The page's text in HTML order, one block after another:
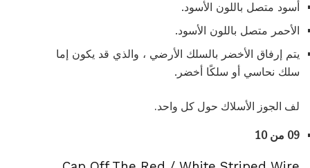
أسود متصل باللون الأسود.
الأحمر متصل باللون الأسود.
يتم إرفاق الأخضر بالسلك الأرضي ، والذي قد يكون إما
سلك نحاسي أو سلكًا أخضر.
لف الجوز الأسلاك حول كل واحد.
09 من 10